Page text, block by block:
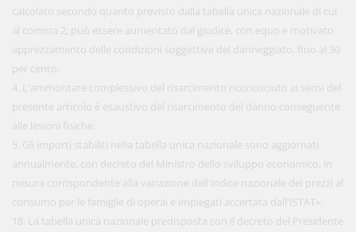
calcolato secondo quanto previsto dalla tabella unica nazionale di cui
al comma 2, può essere aumentato dal giudice, con equo e motivato
apprezzamento delle condizioni soggettive del danneggiato, fino al 30
per cento.
4. L'ammontare complessivo del risarcimento riconosciuto ai sensi del
presente articolo è esaustivo del risarcimento del danno conseguente
alle lesioni fisiche.
5. Gli importi stabiliti nella tabella unica nazionale sono aggiornati
annualmente, con decreto del Ministro dello sviluppo economico, in
misura corrispondente alla variazione dell'indice nazionale dei prezzi al
consumo per le famiglie di operai e impiegati accertata dall'ISTAT».
18. La tabella unica nazionale predisposta con il decreto del Presidente